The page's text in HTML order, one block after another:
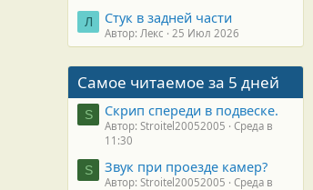
Л Стук в задней части
Автор: Лекс 25 Июл 2026
Самое читаемое за 5 дней
S Скрип спереди в подвеске.
Автор: Stroitel20052005
Среда в
11:30
S Звук при проезде камер?
Автор: Stroitel20052005
Среда в